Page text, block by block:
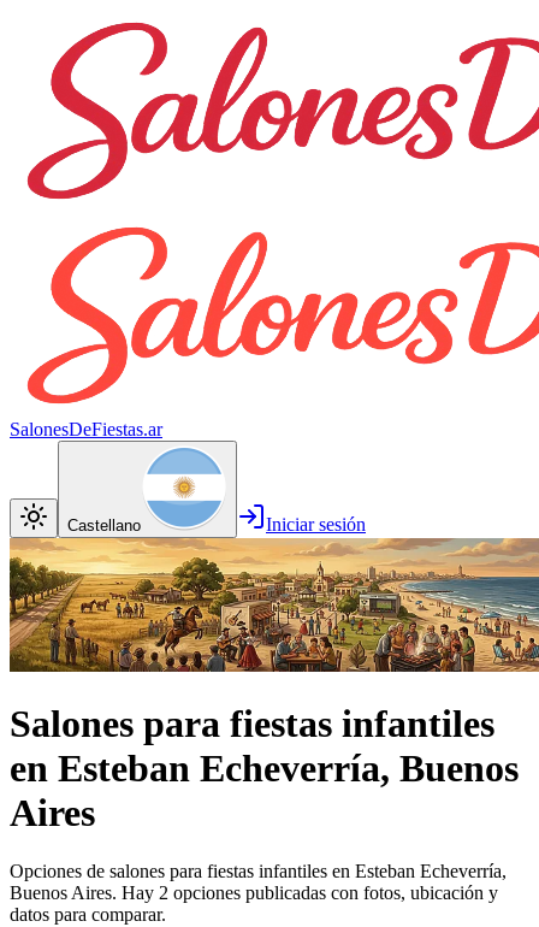
SalonesDeFiestas.ar
Castellano Iniciar sesión
Salones para fiestas infantiles
en Esteban Echeverría, Buenos
Aires
Opciones de salones para fiestas infantiles en Esteban Echeverría,
Buenos Aires. Hay 2 opciones publicadas con fotos, ubicación y
datos para comparar.